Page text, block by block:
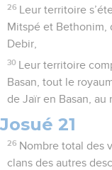
26
Leur territoire
Mitspé et Bethonim,
Debir,
30
Leur territoire
Basan, tout le
de Jaïr en Basan, au
Josué 21
26 Nombre total des
clans des autres